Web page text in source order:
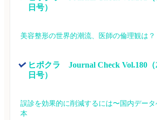
日号）
美容整形の世界的潮流、医師の倫理観は？
ヒポクラ　Journal Check Vol.180（
日号）
誤診を効果的に削減するには〜国内デー
本